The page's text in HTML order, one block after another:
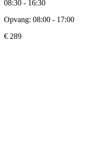
08:30 - 16:30
Opvang: 08:00 - 17:00
€ 289